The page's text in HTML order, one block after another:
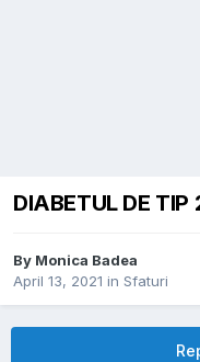
DIABETUL DE TIP
By Monica Badea
April 13, 2021 in Sfaturi